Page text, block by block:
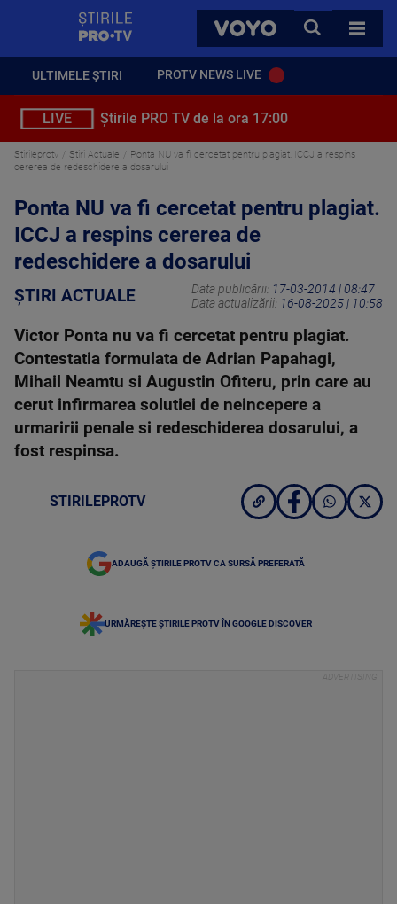
VOYO
CAUTA
TOATE
ULTIMELE ȘTIRI PROTV NEWS LIVE
LIVE Știrile PRO TV de la ora 17:00
Stirileprotv Știri Actuale
Ponta NU va fi cercetat pentru plagiat. ICCJ a respins
cererea de redeschidere a dosarului
Ponta NU va fi cercetat pentru plagiat.
ICCJ a respins cererea de
redeschidere a dosarului
ȘTIRI ACTUALE Data publicării: 17-03-2014 | 08:47
Data actualizării: 16-08-2025 | 10:58
Victor Ponta nu va fi cercetat pentru plagiat.
Contestatia formulata de Adrian Papahagi,
Mihail Neamtu si Augustin Ofiteru, prin care au
cerut infirmarea solutiei de neincepere a
urmaririi penale si redeschiderea dosarului, a
fost respinsa.
STIRILEPROTV
ADAUGĂ ȘTIRILE PROTV CA SURSĂ PREFERATĂ
URMĂREȘTE ȘTIRILE PROTV ÎN GOOGLE DISCOVER